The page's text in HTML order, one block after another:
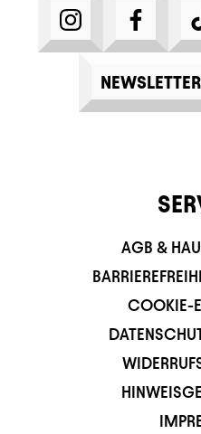
INSTAGRAM
AGB &
COOKIE-